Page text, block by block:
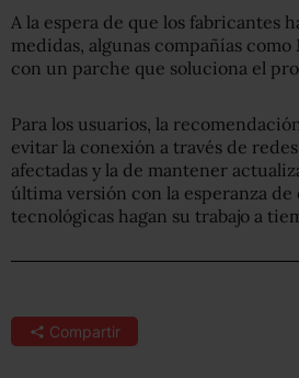
A la espera de que los fabricantes
medidas, algunas compañías
con un parche que soluciona el
Para los usuarios, la
evitar la conexión a través de
afectadas y la de mantener
última versión con la esperanza de
tecnológicas hagan su trabajo a
Compartir